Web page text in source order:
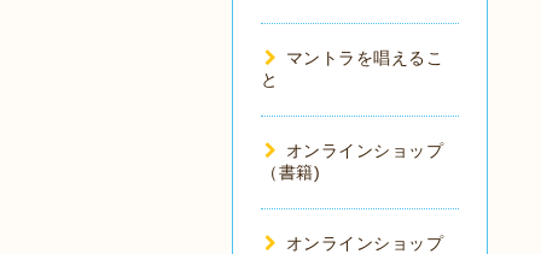
マントラを唱えるこ
と
オンラインショップ
（書籍)
オンラインショップ